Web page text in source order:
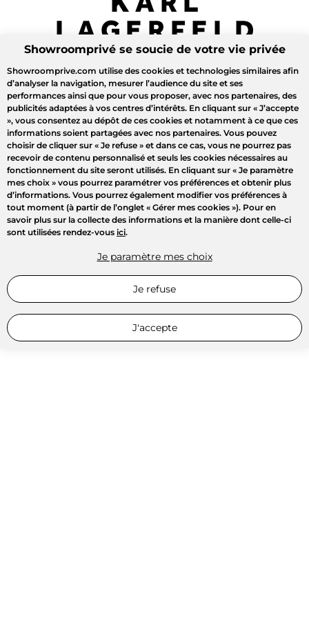
Showroomprivé se soucie de votre vie privée
Showroomprive.com utilise des cookies et technologies similaires afin
d’analyser la navigation, mesurer l’audience du site et ses
performances ainsi que pour vous proposer, avec nos partenaires, des
publicités adaptées à vos centres d’intérêts. En cliquant sur « J’accepte
», vous consentez au dépôt de ces cookies et notamment à ce que ces
informations soient partagées avec nos partenaires. Vous pouvez
choisir de cliquer sur « Je refuse » et dans ce cas, vous ne pourrez pas
recevoir de contenu personnalisé et seuls les cookies nécessaires au
fonctionnement du site seront utilisés. En cliquant sur « Je paramètre
mes choix » vous pourrez paramétrer vos préférences et obtenir plus
d’informations. Vous pourrez également modifier vos préférences à
tout moment (à partir de l’onglet « Gérer mes cookies »). Pour en
savoir plus sur la collecte des informations et la manière dont celle-ci
sont utilisées rendez-vous ici.
Je paramètre mes choix
Je refuse
J'accepte